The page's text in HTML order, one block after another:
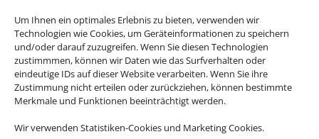
Um Ihnen ein optimales Erlebnis zu bieten, verwenden wir
Technologien wie Cookies, um Geräteinformationen zu speichern
und/oder darauf zuzugreifen. Wenn Sie diesen Technologien
zustimmmen, können wir Daten wie das Surfverhalten oder
eindeutige IDs auf dieser Website verarbeiten. Wenn Sie ihre
Zustimmung nicht erteilen oder zurückziehen, können bestimmte
Merkmale und Funktionen beeinträchtigt werden.
Wir verwenden Statistiken-Cookies und Marketing Cookies.
©2025 • Schmetterling